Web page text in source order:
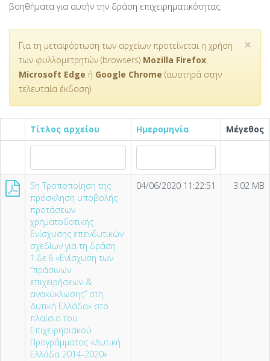
βοηθήματα για αυτήν την δράση επιχειρηματικότητας.
×
Για τη μεταφόρτωση των αρχείων προτείνεται η χρήση
των φυλλομετρητών (browsers) Mozilla Firefox,
Microsoft Edge ή Google Chrome (αυστηρά στην
τελευταία έκδοση)
Τίτλος αρχείου Ημερομηνία Μέγεθος
5η Τροποποίηση της
πρόσκληση υποβολής
προτάσεων
χρηματοδοτικής
Ενίσχυσης επενδυτικών
σχεδίων για τη δράση
1.δε.6 «Ενίσχυση των
“πράσινων
επιχειρήσεων &
ανακύκλωσης” στη
Δυτική Ελλάδα» στο
πλαίσιο του
Επιχειρησιακού
Προγράμματος «Δυτική
Ελλάδα 2014-2020»
04/06/2020 11:22:51 3.02 MB